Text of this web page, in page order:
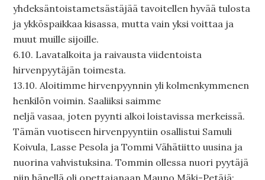
yhdeksäntoistametsästäjää tavoitellen hyvää tulosta
ja ykköspaikkaa kisassa, mutta vain yksi voittaa ja
muut muille sijoille.
6.10. Lavatalkoita ja raivausta viidentoista
hirvenpyytäjän toimesta.
13.10. Aloitimme hirvenpyynnin yli kolmenkymmenen
henkilön voimin. Saaliiksi saimme
neljä vasaa, joten pyynti alkoi loistavissa merkeissä.
Tämän vuotiseen hirvenpyyntiin osallistui Samuli
Koivula, Lasse Pesola ja Tommi Vähätiitto uusina ja
nuorina vahvistuksina. Tommin ollessa nuori pyytäjä
niin hänellä oli opettajanaan Mauno Mäki-Petäjä;